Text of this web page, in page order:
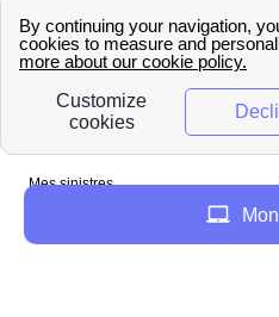
À propos
Qui sommes-nous ?
Mes sinistres